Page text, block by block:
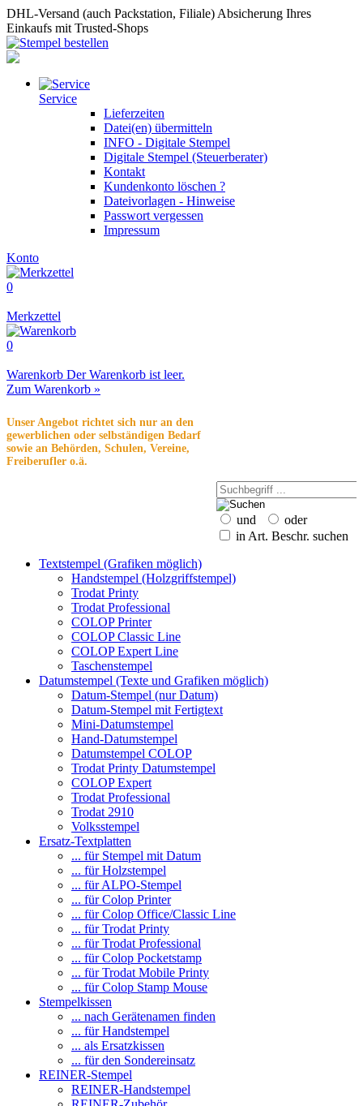
DHL-Versand (auch Packstation, Filiale) Absicherung Ihres
Einkaufs mit Trusted-Shops
Service
Lieferzeiten
Datei(en) übermitteln
INFO - Digitale Stempel
Digitale Stempel (Steuerberater)
Kontakt
Kundenkonto löschen ?
Dateivorlagen - Hinweise
Passwort vergessen
Impressum
Konto
0
Merkzettel
0
Warenkorb Der Warenkorb ist leer.
Zum Warenkorb »
Unser Angebot richtet sich nur an den
gewerblichen oder selbständigen Bedarf
sowie an Behörden, Schulen, Vereine,
Freiberufler o.ä.
und
oder
in Art. Beschr. suchen
Textstempel (Grafiken möglich)
Handstempel (Holzgriffstempel)
Trodat Printy
Trodat Professional
COLOP Printer
COLOP Classic Line
COLOP Expert Line
Taschenstempel
Datumstempel (Texte und Grafiken möglich)
Datum-Stempel (nur Datum)
Datum-Stempel mit Fertigtext
Mini-Datumstempel
Hand-Datumstempel
Datumstempel COLOP
Trodat Printy Datumstempel
COLOP Expert
Trodat Professional
Trodat 2910
Volksstempel
Ersatz-Textplatten
... für Stempel mit Datum
... für Holzstempel
... für ALPO-Stempel
... für Colop Printer
... für Colop Office/Classic Line
... für Trodat Printy
... für Trodat Professional
... für Colop Pocketstamp
... für Trodat Mobile Printy
... für Colop Stamp Mouse
Stempelkissen
... nach Gerätenamen finden
... für Handstempel
... als Ersatzkissen
... für den Sondereinsatz
REINER-Stempel
REINER-Handstempel